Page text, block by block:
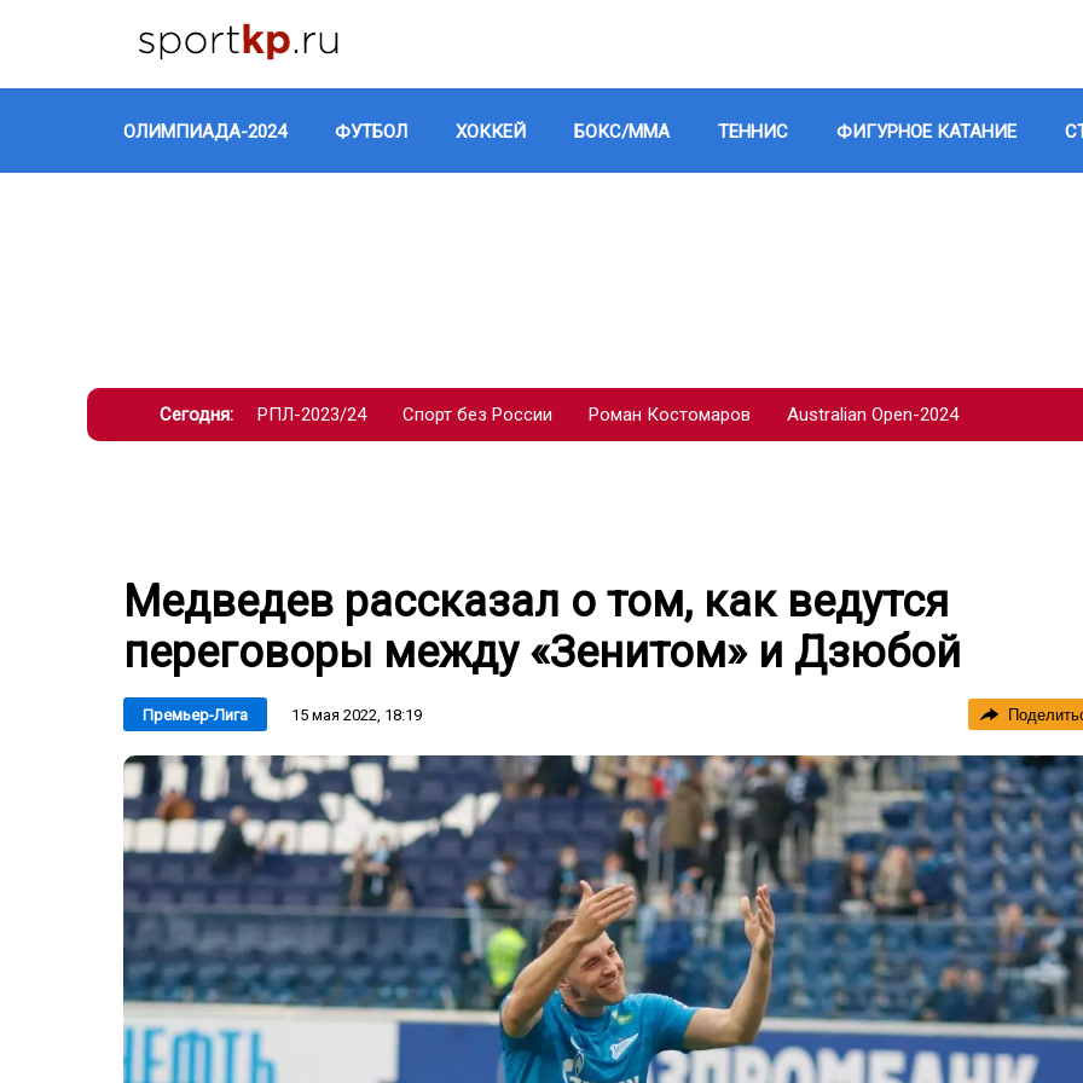
ОЛИМПИАДА-2024 ФУТБОЛ ХОККЕЙ БОКС/ММА ТЕННИС ФИГУРНОЕ КАТАНИЕ
Сегодня: РПЛ-2023/24 Спорт без России Роман Костомаров Australian Open-2024
Медведев рассказал о том, как ведутся
переговоры между «Зенитом» и Дзюбой
Премьер-Лига 15 мая 2022, 18:19